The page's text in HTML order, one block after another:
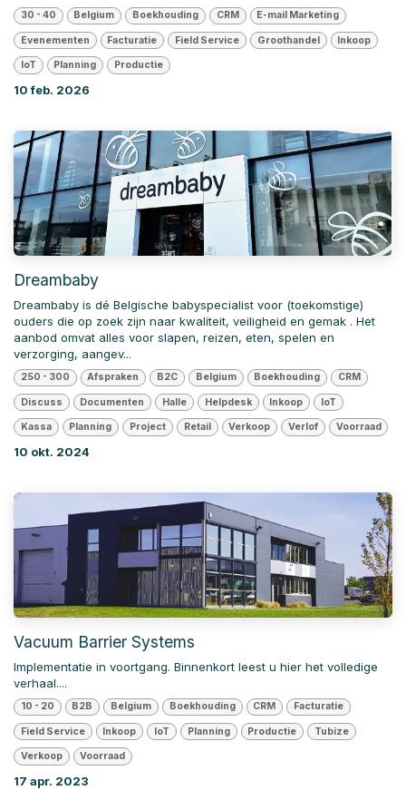
30 - 40 Belgium Boekhouding CRM E-mail Marketing
Evenementen Facturatie Field Service Groothandel Inkoop
IoT Planning Productie
10 feb. 2026
Dreambaby
Dreambaby is dé Belgische babyspecialist voor (toekomstige)
ouders die op zoek zijn naar kwaliteit, veiligheid en gemak . Het
aanbod omvat alles voor slapen, reizen, eten, spelen en
verzorging, aangev...
250 - 300 Afspraken B2C Belgium Boekhouding CRM
Discuss Documenten Halle Helpdesk Inkoop IoT
Kassa Planning Project Retail Verkoop Verlof Voorraad
10 okt. 2024
Vacuum Barrier Systems
Implementatie in voortgang. Binnenkort leest u hier het volledige
verhaal....
10 - 20 B2B Belgium Boekhouding CRM Facturatie
Field Service Inkoop IoT Planning Productie Tubize
Verkoop Voorraad
17 apr. 2023